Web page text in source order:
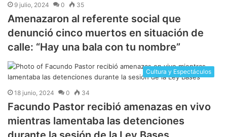
9 julio, 2024 0 35
Amenazaron al referente social que
denunció cinco muertos en situación de
calle: “Hay una bala con tu nombre”
Cultura y Espectáculos
18 junio, 2024 0 34
Facundo Pastor recibió amenazas en vivo
mientras lamentaba las detenciones